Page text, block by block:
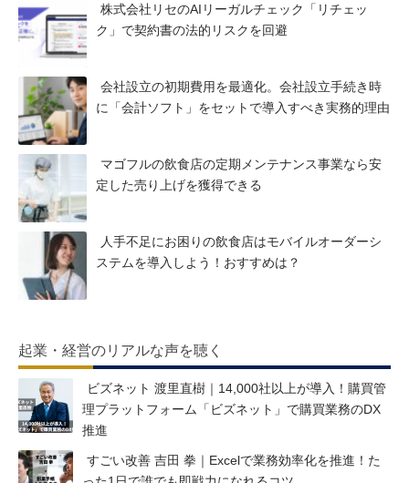
株式会社リセのAIリーガルチェック「リチェッ
ク」で契約書の法的リスクを回避
会社設立の初期費用を最適化。会社設立手続き時
に「会計ソフト」をセットで導入すべき実務的理由
マゴフルの飲食店の定期メンテナンス事業なら安
定した売り上げを獲得できる
人手不足にお困りの飲食店はモバイルオーダーシ
ステムを導入しよう！おすすめは？
起業・経営のリアルな声を聴く
ビズネット 渡里直樹｜14,000社以上が導入！購買管
理プラットフォーム「ビズネット」で購買業務のDX
推進
すごい改善 吉田 拳｜Excelで業務効率化を推進！た